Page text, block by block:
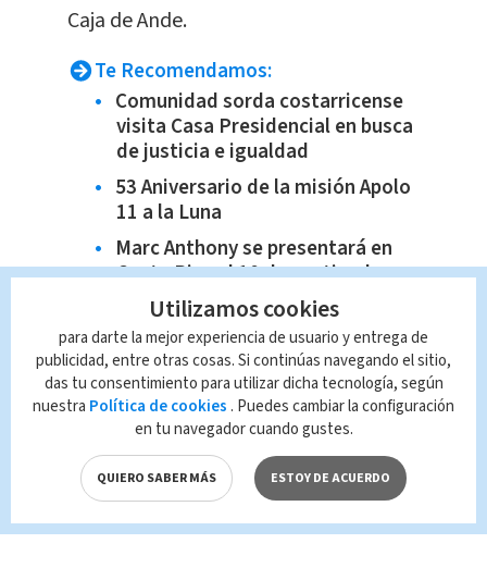
Caja de Ande.
Te Recomendamos:
Comunidad sorda costarricense
visita Casa Presidencial en busca
de justicia e igualdad
53 Aniversario de la misión Apolo
11 a la Luna
Marc Anthony se presentará en
Costa Rica el 10 de septiembre
con Manuel Turizo de invitado
Rock Fest se une a Chepe Se
Baña, en un festival de
beneficencia
Utilizamos cookies
para darte la mejor experiencia de usuario y entrega de
publicidad, entre otras cosas. Si continúas navegando el sitio,
das tu consentimiento para utilizar dicha tecnología, según
nuestra Política de cookies . Puedes cambiar la configuración
en tu navegador cuando gustes.
QUIERO SABER MÁS ESTOY DE ACUERDO